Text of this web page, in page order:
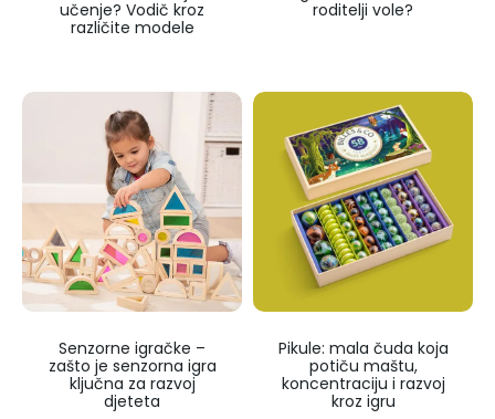
učenje? Vodič kroz
različite modele
roditelji vole?
Senzorne igračke –
zašto je senzorna igra
ključna za razvoj
djeteta
Pikule: mala čuda koja
potiču maštu,
koncentraciju i razvoj
kroz igru